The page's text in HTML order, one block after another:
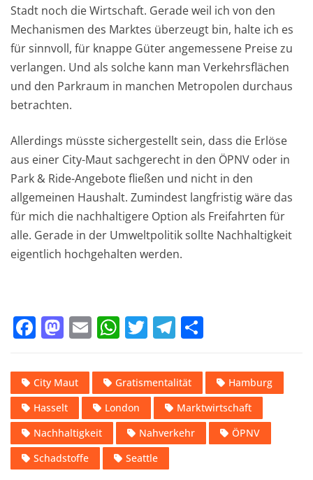
Stadt noch die Wirtschaft. Gerade weil ich von den
Mechanismen des Marktes überzeugt bin, halte ich es
für sinnvoll, für knappe Güter angemessene Preise zu
verlangen. Und als solche kann man Verkehrsflächen
und den Parkraum in manchen Metropolen durchaus
betrachten.
Allerdings müsste sichergestellt sein, dass die Erlöse
aus einer City-Maut sachgerecht in den ÖPNV oder in
Park & Ride-Angebote fließen und nicht in den
allgemeinen Haushalt. Zumindest langfristig wäre das
für mich die nachhaltigere Option als Freifahrten für
alle. Gerade in der Umweltpolitik sollte Nachhaltigkeit
eigentlich hochgehalten werden.
F
c
e
b
o
o
M
st
o
d
o
n
E
ai
l
W
at
s
A
p
p
T
it
te
r
T
e
gr
a
m
le
n
City Maut Gratismentalität
Hamburg
Hasselt
London
Marktwirtschaft
Nachhaltigkeit
Nahverkehr
ÖPNV
Schadstoffe
Seattle